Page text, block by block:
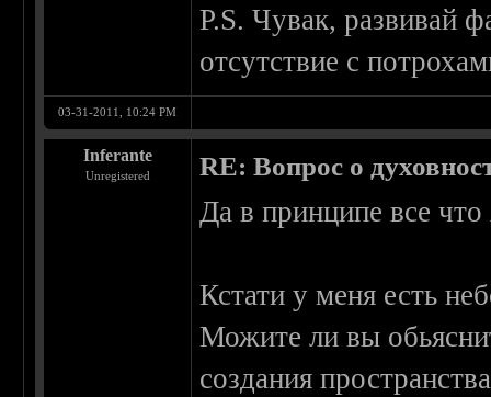
P.S. Чувак, развивай
отсутствие с
03-31-2011, 10:24 PM
Inferante
Unregistered RE: Вопрос о
Да в принципе все
Кстати у меня есть
Можите ли вы
создания